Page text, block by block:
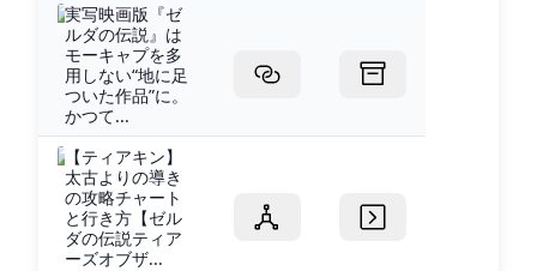
実写映画版『ゼ
ルダの伝説』は
モーキャプを多
用しない“地に足
ついた作品”に。
かつて...
【ティアキン】
太古よりの導き
の攻略チャート
と行き方【ゼル
ダの伝説ティア
ーズオブザ...